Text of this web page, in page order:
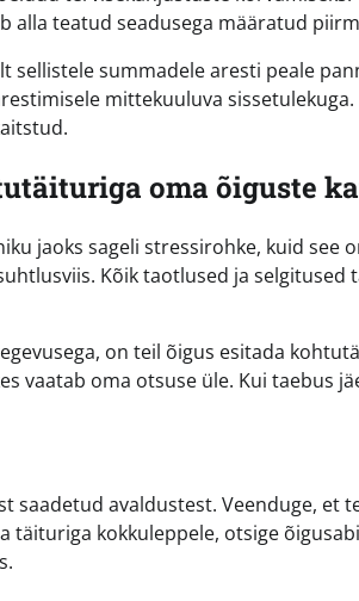
alla teatud seadusega määratud
sellistele summadele aresti peale
mittekuuluva
oma õiguste
jaoks sageli stressirohke, kuid see
Kõik taotlused ja
on teil õigus esitada
vaatab oma otsuse üle. Kui taebus
saadetud avaldustest. Veenduge, et
täituriga kokkuleppele, otsige